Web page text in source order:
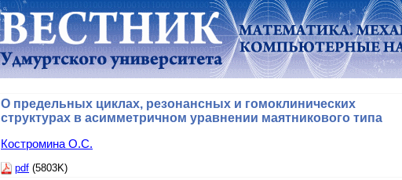
О предельных циклах, резонансных и гомоклинических
структурах в асимметричном уравнении маятникового типа
Костромина О.С.
pdf (5803K)